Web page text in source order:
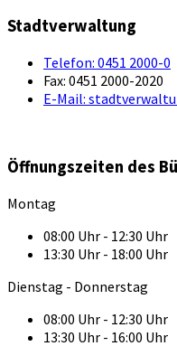
Stadtverwaltung
Telefon: 0451 2000-0
Fax: 0451 2000-2020
E-Mail:
Öffnungszeiten des
Montag
08:00 Uhr - 12:30 Uhr
13:30 Uhr - 18:00 Uhr
Dienstag - Donnerstag
08:00 Uhr - 12:30 Uhr
13:30 Uhr - 16:00 Uhr